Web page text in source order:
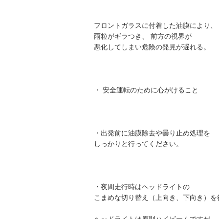
フロントガラスに付着した油膜により、
雨粒がギラつき、 前方の視界が
悪化してしまい危険の発見が遅れる。
・ 安全運転のために心がけること
・出発前に油膜除去や曇り止め処理を
しっかりと行ってください。
・夜間走行時はヘッドライトの
こまめな切り替え（上向き、下向き）を